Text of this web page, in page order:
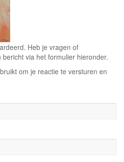
Heb je vragen of
via het formulier hieronder.
om je reactie te versturen en